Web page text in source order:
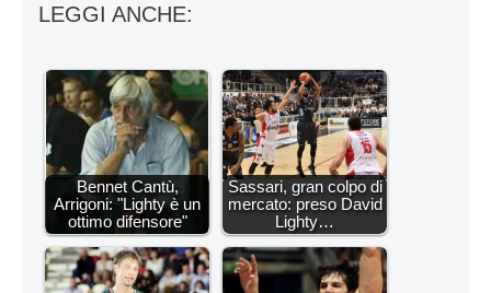
LEGGI ANCHE:
Bennet Cantù,
Arrigoni: "Lighty è un
ottimo difensore"
Sassari, gran colpo di
mercato: preso David
Lighty…